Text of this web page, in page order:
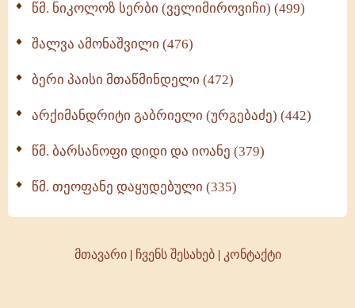
წმ. ნიკოლოზ სერბი (ველიმიროვიჩი) (499)
შალვა ამონაშვილი (476)
ბერი პაისი მთაწმინდელი (472)
არქიმანდრიტი გაბრიელი (ურგებაძე) (442)
წმ. ბარსანოფი დიდი და იოანე (379)
წმ. თეოფანე დაყუდებული (335)
მთავარი| ჩვენს შესახებ| კონტაქტი